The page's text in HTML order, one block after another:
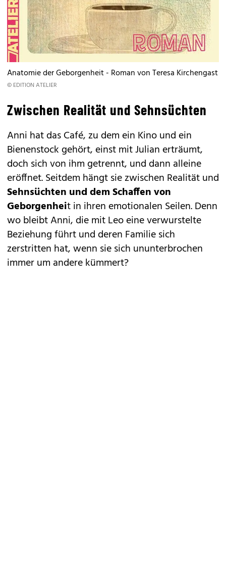
Anatomie der Geborgenheit - Roman von Teresa Kirchengast
© EDITION ATELIER
Zwischen Realität und Sehnsüchten
Anni hat das Café, zu dem ein Kino und ein
Bienenstock gehört, einst mit Julian erträumt,
doch sich von ihm getrennt, und dann alleine
eröffnet. Seitdem hängt sie zwischen Realität und
Sehnsüchten und dem Schaffen von
Geborgenheit in ihren emotionalen Seilen. Denn
wo bleibt Anni, die mit Leo eine verwurstelte
Beziehung führt und deren Familie sich
zerstritten hat, wenn sie sich ununterbrochen
immer um andere kümmert?